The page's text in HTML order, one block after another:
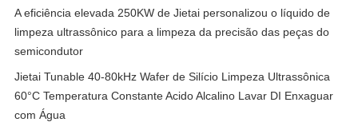
A eficiência elevada 250KW de Jietai personalizou o líquido de
limpeza ultrassônico para a limpeza da precisão das peças do
semicondutor
Jietai Tunable 40-80kHz Wafer de Silício Limpeza Ultrassônica
60°C Temperatura Constante Acido Alcalino Lavar DI Enxaguar
com Água